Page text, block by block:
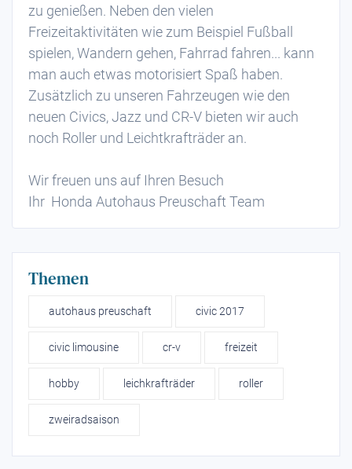
zu genießen. Neben den vielen
Freizeitaktivitäten wie zum Beispiel Fußball
spielen, Wandern gehen, Fahrrad fahren... kann
man auch etwas motorisiert Spaß haben.
Zusätzlich zu unseren Fahrzeugen wie den
neuen Civics, Jazz und CR-V bieten wir auch
noch Roller und Leichtkrafträder an.
Wir freuen uns auf Ihren Besuch
Ihr Honda Autohaus Preuschaft Team
Themen
autohaus preuschaft civic 2017
civic limousine cr-v freizeit
hobby leichkrafträder roller
zweiradsaison